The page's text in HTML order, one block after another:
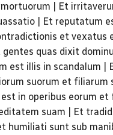
| Et
| Et reputatum
et vexatus
quas dixit
est illis in scandalum
suorum et
in operibus eorum
suam | Et
humiliati sunt sub